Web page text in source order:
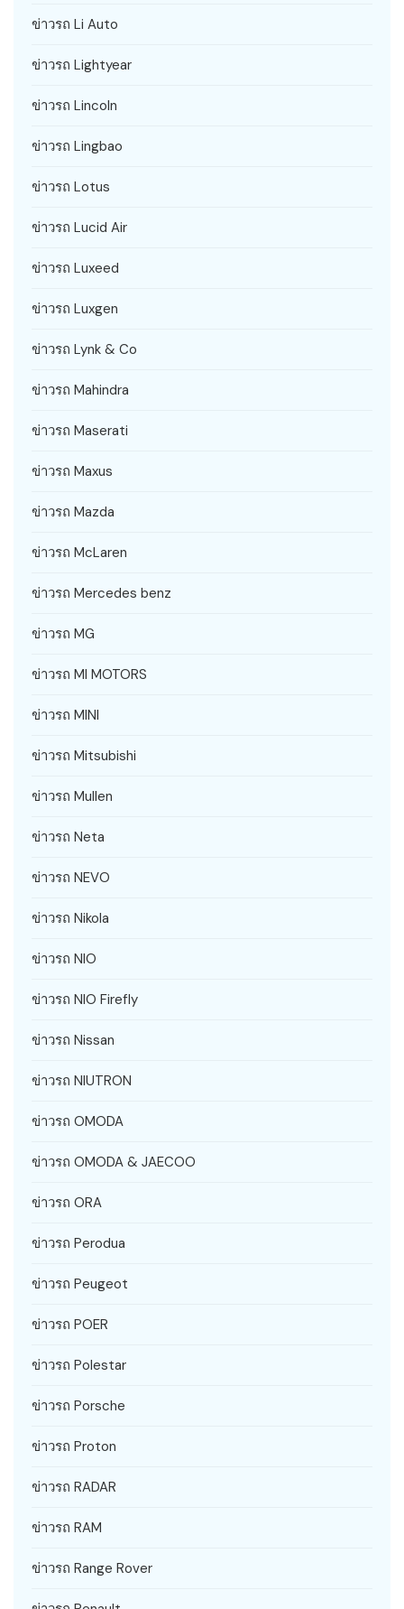
ข่าวรถ Li Auto
ข่าวรถ Lightyear
ข่าวรถ Lincoln
ข่าวรถ Lingbao
ข่าวรถ Lotus
ข่าวรถ Lucid Air
ข่าวรถ Luxeed
ข่าวรถ Luxgen
ข่าวรถ Lynk & Co
ข่าวรถ Mahindra
ข่าวรถ Maserati
ข่าวรถ Maxus
ข่าวรถ Mazda
ข่าวรถ McLaren
ข่าวรถ Mercedes benz
ข่าวรถ MG
ข่าวรถ MI MOTORS
ข่าวรถ MINI
ข่าวรถ Mitsubishi
ข่าวรถ Mullen
ข่าวรถ Neta
ข่าวรถ NEVO
ข่าวรถ Nikola
ข่าวรถ NIO
ข่าวรถ NIO Firefly
ข่าวรถ Nissan
ข่าวรถ NIUTRON
ข่าวรถ OMODA
ข่าวรถ OMODA & JAECOO
ข่าวรถ ORA
ข่าวรถ Perodua
ข่าวรถ Peugeot
ข่าวรถ POER
ข่าวรถ Polestar
ข่าวรถ Porsche
ข่าวรถ Proton
ข่าวรถ RADAR
ข่าวรถ RAM
ข่าวรถ Range Rover